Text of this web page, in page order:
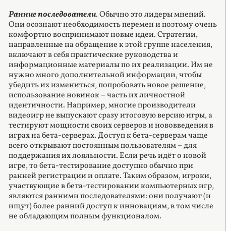
Ранние последователи. Обычно это лидеры мнений.
Они осознают необходимость перемен и поэтому очень
комфортно воспринимают новые идеи. Стратегии,
направленные на обращение к этой группе населения,
включают в себя практические руководства и
информационные материалы по их реализации. Им не
нужно много дополнительной информации, чтобы
убедить их измениться, попробовать новое решение,
использование новинок – часть их личностной
идентичности. Например, многие производители
видеоигр не выпускают сразу итоговую версию игры, а
тестируют мощности своих серверов и нововведения в
играх на бета-серверах. Доступ к бета-серверам чаще
всего открывают постоянным пользователям – для
поддержания их лояльности. Если речь идёт о новой
игре, то бета-тестирование доступно обычно при
ранней регистрации и оплате. Таким образом, игроки,
участвующие в бета-тестировании компьютерных игр,
являются ранними последователями: они получают (и
ищут) более ранний доступ к инновациям, в том числе
не обладающим полным функционалом.